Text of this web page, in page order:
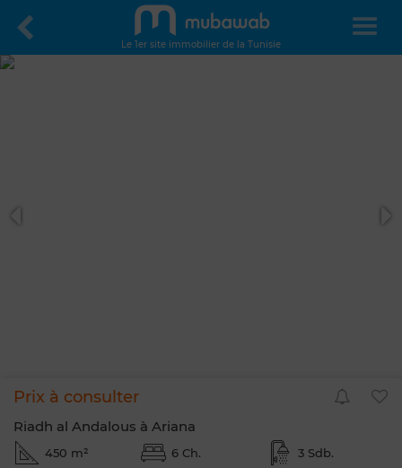
Le 1er site immobilier de la Tunisie
Prix à consulter
Riadh al Andalous à Ariana
450 m² 6 Ch. 3 Sdb.